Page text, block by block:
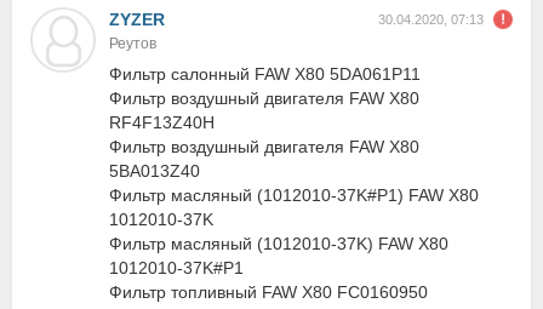
ZYZER 30.04.2020, 07:13
Реутов
Фильтр cалонный FAW X80 5DA061P11
Фильтр воздушный двигателя FAW X80
RF4F13Z40H
Фильтр воздушный двигателя FAW X80
5BA013Z40
Фильтр масляный (1012010-37K#P1) FAW X80
1012010-37K
Фильтр масляный (1012010-37K) FAW X80
1012010-37K#P1
Фильтр топливный FAW X80 FC0160950